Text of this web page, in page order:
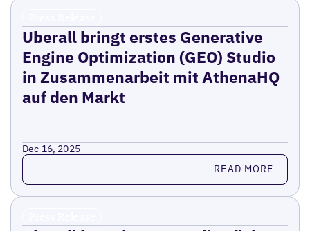
Uberall bringt erstes Generative
Engine Optimization (GEO) Studio
in Zusammenarbeit mit AthenaHQ
auf den Markt
Dec 16, 2025
Read more READ MORE